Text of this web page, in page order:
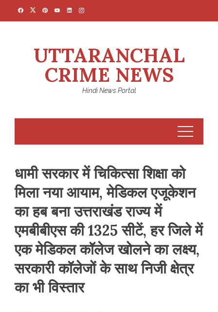
UTTARANCHAL
CRIME NEWS
Hindi News Portal
धामी सरकार में चिकित्सा शिक्षा को
मिला नया आयाम, मेडिकल एजूकेशन
का हब बना उत्तराखंड राज्य में
एमबीबीएस की 1325 सीटें, हर जिले में
एक मेडिकल कॉलेज खोलने का लक्ष्य,
सरकारी कॉलेजों के साथ निजी क्षेत्र
का भी विस्तार